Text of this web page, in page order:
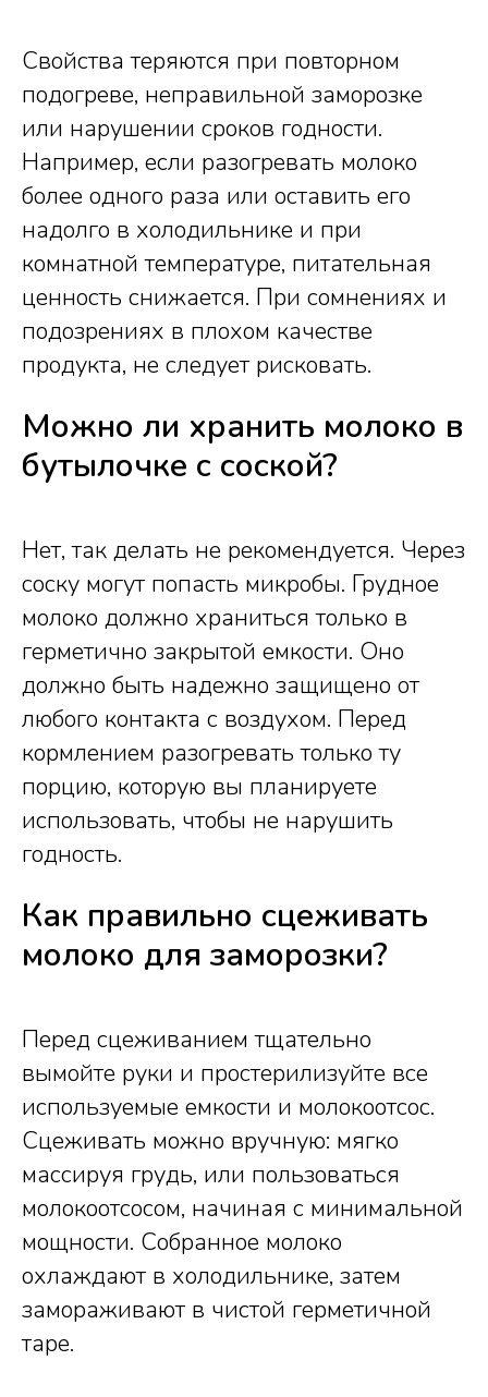
Свойства теряются при повторном
подогреве, неправильной заморозке
или нарушении сроков годности.
Например, если разогревать молоко
более одного раза или оставить его
надолго в холодильнике и при
комнатной температуре, питательная
ценность снижается. При сомнениях и
подозрениях в плохом качестве
продукта, не следует рисковать.
Можно ли хранить молоко в
бутылочке с соской?
Нет, так делать не рекомендуется. Через
соску могут попасть микробы. Грудное
молоко должно храниться только в
герметично закрытой емкости. Оно
должно быть надежно защищено от
любого контакта с воздухом. Перед
кормлением разогревать только ту
порцию, которую вы планируете
использовать, чтобы не нарушить
годность.
Как правильно сцеживать
молоко для заморозки?
Перед сцеживанием тщательно
вымойте руки и простерилизуйте все
используемые емкости и молокоотсос.
Сцеживать можно вручную: мягко
массируя грудь, или пользоваться
молокоотсосом, начиная с минимальной
мощности. Собранное молоко
охлаждают в холодильнике, затем
замораживают в чистой герметичной
таре.